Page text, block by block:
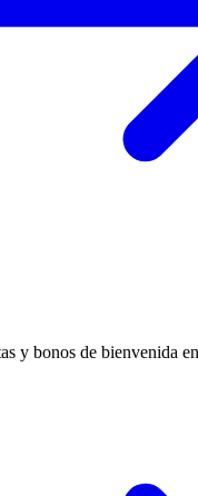
y bonos de bienvenida